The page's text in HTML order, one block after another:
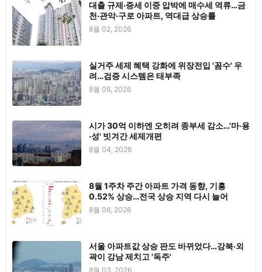
대출 규제·증세 이중 압박에 매수세 역류…금
천·관악·구로 아파트, 역대급 상승률
8월 02, 2026
실거주 세제 혜택 강화에 위장전입 '꼼수' 우
려…검증 시스템은 태부족
8월 06, 2026
시가 30억 이하엔 오히려 종부세 감소…'마·용
·성' 빗겨간 세제개편
8월 04, 2026
8월 1주차 주간 아파트 가격 동향, 기흥
0.52% 상승…전국 상승 지역 다시 늘어
8월 06, 2026
서울 아파트값 상승 판도 바뀌었다…강북·외
곽이 강남 제치고 '독주'
8월 03, 2026